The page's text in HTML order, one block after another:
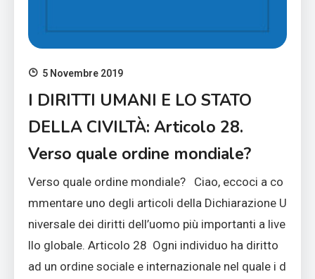
5 Novembre 2019
I DIRITTI UMANI E LO STATO
DELLA CIVILTÀ: Articolo 28.
Verso quale ordine mondiale?
Verso quale ordine mondiale? Ciao, eccoci a co
mmentare uno degli articoli della Dichiarazione U
niversale dei diritti dell’uomo più importanti a live
llo globale. Articolo 28 Ogni individuo ha diritto
ad un ordine sociale e internazionale nel quale i d